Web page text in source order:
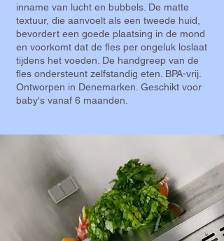
inname van lucht en bubbels. De matte
textuur, die aanvoelt als een tweede huid,
bevordert een goede plaatsing in de mond
en voorkomt dat de fles per ongeluk loslaat
tijdens het voeden. De handgreep van de
fles ondersteunt zelfstandig eten. BPA-vrij.
Ontworpen in Denemarken. Geschikt voor
baby's vanaf 6 maanden.